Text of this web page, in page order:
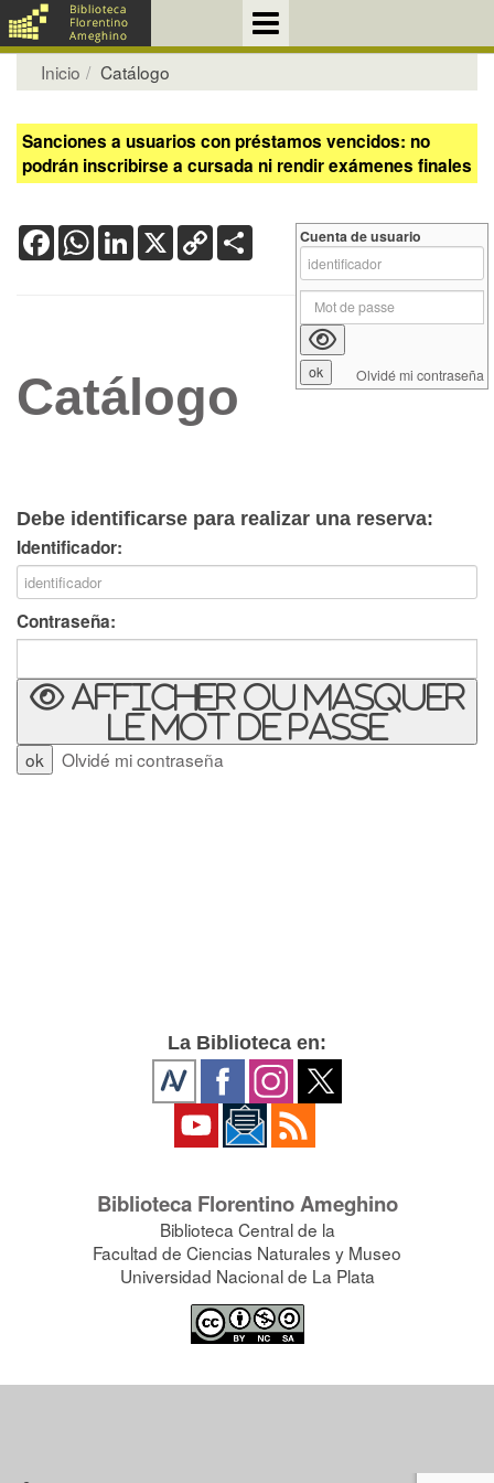
Inicio Catálogo
Sanciones a usuarios con préstamos vencidos: no
podrán inscribirse a cursada ni rendir exámenes finales
FacebookWhatsApp
LinkedIn
X Copy
Link
Catálogo
Debe identificarse para realizar una reserva:
Identificador:
Contraseña:
Afficher ou masquer
le mot de passe
Olvidé mi contraseña
Cuenta de usuario
Olvidé mi contraseña
La Biblioteca en:
Biblioteca Florentino Ameghino
Biblioteca Central de la
Facultad de Ciencias Naturales y Museo
Universidad Nacional de La Plata